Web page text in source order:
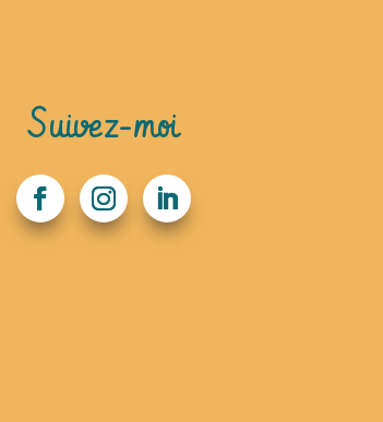
Suivez-moi